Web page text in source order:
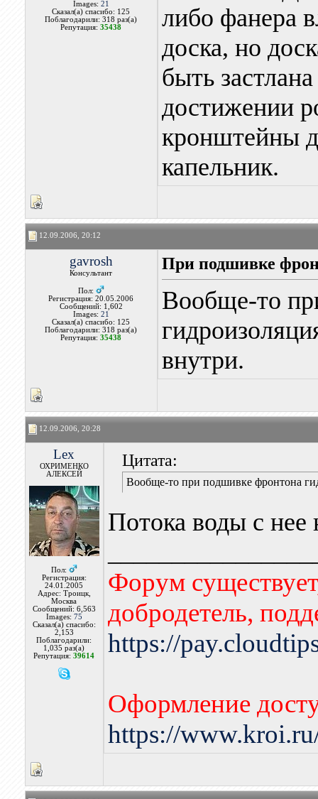
Images: 21
Сказал(а) спасибо: 125
Поблагодарили: 318 раз(а)
Репутация:35438
либо фанера
доска, но
быть
достижении
кронштейны
капельник.
12.09.2006, 20:12
gavrosh
Консультант
Пол:
Регистрация: 20.05.2006
Сообщений: 1,602
Images: 21
Сказал(а) спасибо: 125
Поблагодарили: 318 раз(а)
Репутация:35438
При подшивке
Вообще-то
внутри.
12.09.2006, 20:28
Lex
ОХРИМЕНКО
АЛЕКСЕЙ
Пол:
Регистрация:
24.01.2005
Адрес: Троицк,
Москва
Сообщений: 6,563
Images: 75
Сказал(а) спасибо:
2,153
Поблагодарили:
1,035 раз(а)
Репутация:39614
Цитата:
Вообще-то при подшивке фронтона
Потока воды с нее
Форум
добродетель,
https://
Оформление
https://